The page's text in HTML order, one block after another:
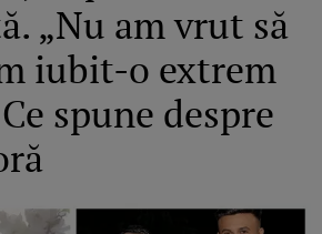
„Nu am vrut să
iubit-o extrem
spune despre